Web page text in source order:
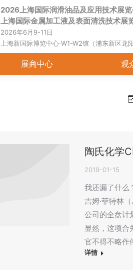
2026上海国际润滑油品及应用技术展
上海国际金属加工液及表面清洗技术展
2026年6月9-11日
上海新国际博览中心·W1-W2馆（浦东新区龙
展商中心 观
陶氏化学
2019-01-15
我还漏了什么
吉姆·菲特林
公司的全盘计
显然，这项合
官不得不略作
详情
首页 关于展会